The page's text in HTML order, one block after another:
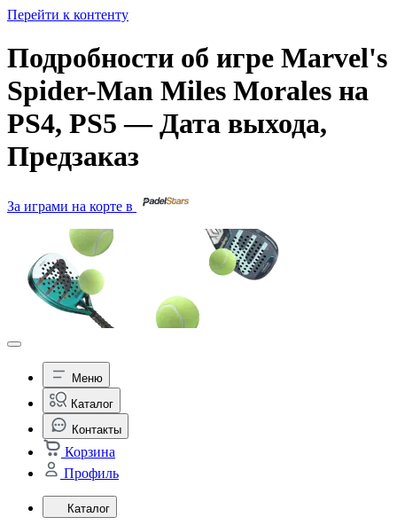
Перейти к контенту
Подробности об игре Marvel's
Spider-Man Miles Morales на
PS4, PS5 — Дата выхода,
Предзаказ
За играми на корте в
Меню
Каталог
Контакты
Корзина
Профиль
Каталог